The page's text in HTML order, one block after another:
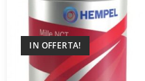
IN OFFERTA!